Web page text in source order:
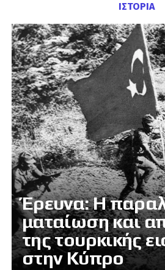
ΙΣΤΟΡΙΑ
Έρευνα: Η
ματαίωση και
της τουρκικής
στην Κύπρο